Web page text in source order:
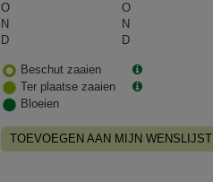
O
O
N
N
D
D
Beschut zaaien
Ter plaatse zaaien
Bloeien
TOEVOEGEN AAN MIJN WENSLIJST